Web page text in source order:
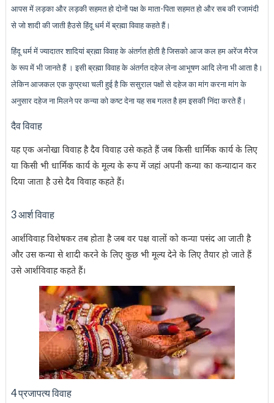
आपस में लड़का और लड़की सहमत हो दोनों पक्ष के माता-पिता सहमत हो और सब की रजामंदी
से जो शादी की जाती हैउसे हिंदू धर्म में ब्रह्मा विवाह कहते हैं।
हिंदू धर्म में ज्यादातर शादियां ब्रह्मा विवाह के अंतर्गत होती है जिसको आज कल हम अरेंज मैरेज
के रूप में भी जानते हैं । इसी ब्रह्मा विवाह के अंतर्गत दहेज लेना आभूषण आदि लेना भी आता है।
लेकिन आजकल एक कुप्रथा चली हुई है कि ससुराल पक्षों से दहेज का मांग करना मांग के
अनुसार दहेज ना मिलने पर कन्या को कष्ट देना यह सब गलत है हम इसकी निंदा करते हैं।
दैव विवाह
यह एक अनोखा विवाह है दैव विवाह उसे कहते हैं जब किसी धार्मिक कार्य के लिए
या किसी भी धार्मिक कार्य के मूल्य के रूप में जहां अपनी कन्या का कन्यादान कर
दिया जाता है उसे दैव विवाह कहते हैं।
3 आर्श विवाह
आर्शविवाह विशेषकर तब होता है जब वर पक्ष वालों को कन्या पसंद आ जाती है
और उस कन्या से शादी करने के लिए कुछ भी मूल्य देने के लिए तैयार हो जाते हैं
उसे आर्शविवाह कहते हैं।
4 प्रजापत्य विवाह